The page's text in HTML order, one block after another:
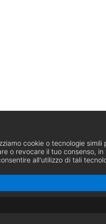
cookie o tecnologie
o revocare il tuo consenso, in
all'utilizzo di tali